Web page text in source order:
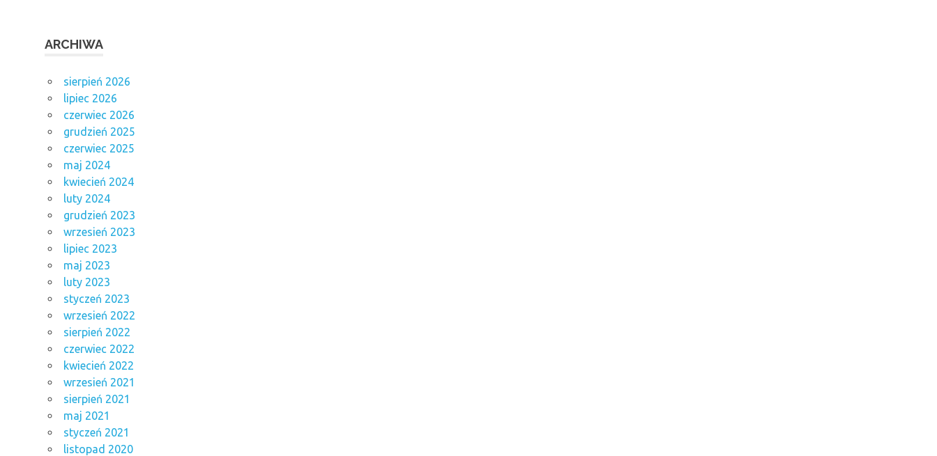
ARCHIWA
sierpień 2026
lipiec 2026
czerwiec 2026
grudzień 2025
czerwiec 2025
maj 2024
kwiecień 2024
luty 2024
grudzień 2023
wrzesień 2023
lipiec 2023
maj 2023
luty 2023
styczeń 2023
wrzesień 2022
sierpień 2022
czerwiec 2022
kwiecień 2022
wrzesień 2021
sierpień 2021
maj 2021
styczeń 2021
listopad 2020